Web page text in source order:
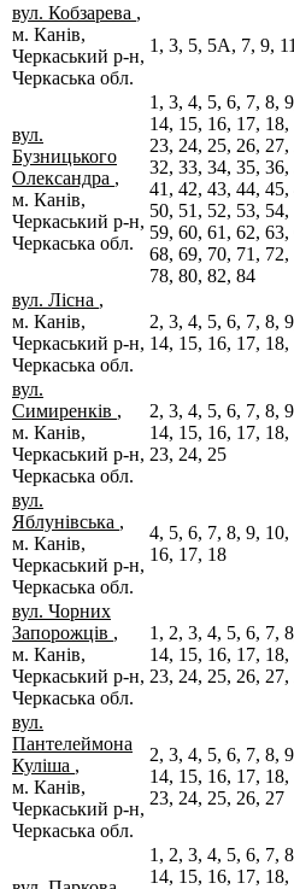
вул. Кобзарева ,
м. Канів,
Черкаський р-н,
Черкаська обл.
1, 3, 5, 5А, 7, 9,
вул.
Бузницького
Олександра ,
м. Канів,
Черкаський р-н,
Черкаська обл.
1, 3, 4, 5, 6, 7, 8,
14, 15, 16, 17,
23, 24, 25, 26,
32, 33, 34, 35,
41, 42, 43, 44,
50, 51, 52, 53,
59, 60, 61, 62,
68, 69, 70, 71,
78, 80, 82, 84
вул. Лісна ,
м. Канів,
Черкаський р-н,
Черкаська обл.
2, 3, 4, 5, 6, 7, 8,
14, 15, 16, 17,
вул.
Симиренків ,
м. Канів,
Черкаський р-н,
Черкаська обл.
2, 3, 4, 5, 6, 7, 8,
14, 15, 16, 17,
23, 24, 25
вул.
Яблунівська ,
м. Канів,
Черкаський р-н,
Черкаська обл.
4, 5, 6, 7, 8, 9,
16, 17, 18
вул. Чорних
Запорожців ,
м. Канів,
Черкаський р-н,
Черкаська обл.
1, 2, 3, 4, 5, 6, 7,
14, 15, 16, 17,
23, 24, 25, 26, 27,
вул.
Пантелеймона
Куліша ,
м. Канів,
Черкаський р-н,
Черкаська обл.
2, 3, 4, 5, 6, 7, 8,
14, 15, 16, 17,
23, 24, 25, 26, 27
1, 2, 3, 4, 5, 6, 7,
14, 15, 16, 17,